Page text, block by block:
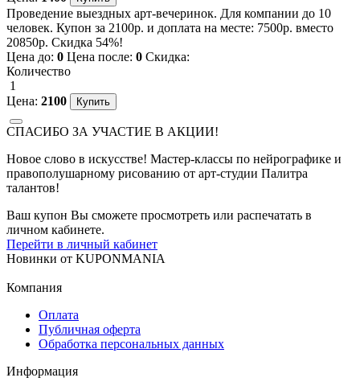
Проведение выездных арт-вечеринок. Для компании до 10
человек. Купон за 2100р. и доплата на месте: 7500р. вместо
20850р. Скидка 54%!
Цена до: 0 Цена после: 0 Скидка:
Количество
1
Цена: 2100
СПАСИБО ЗА УЧАСТИЕ В АКЦИИ!
Новое слово в искусстве! Мастер-классы по нейрографике и
правополушарному рисованию от арт-студии Палитра
талантов!
Ваш купон Вы сможете просмотреть или распечатать в
личном кабинете.
Перейти в личный кабинет
Новинки от KUPONMANIA
Компания
Оплата
Публичная оферта
Обработка персональных данных
Информация